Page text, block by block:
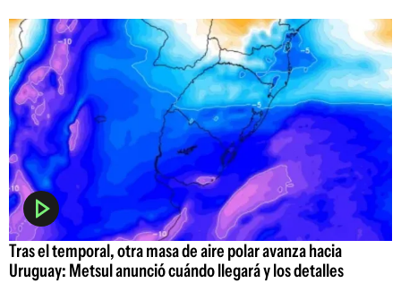
Tras el temporal, otra masa de aire polar avanza hacia
Uruguay: Metsul anunció cuándo llegará y los detalles